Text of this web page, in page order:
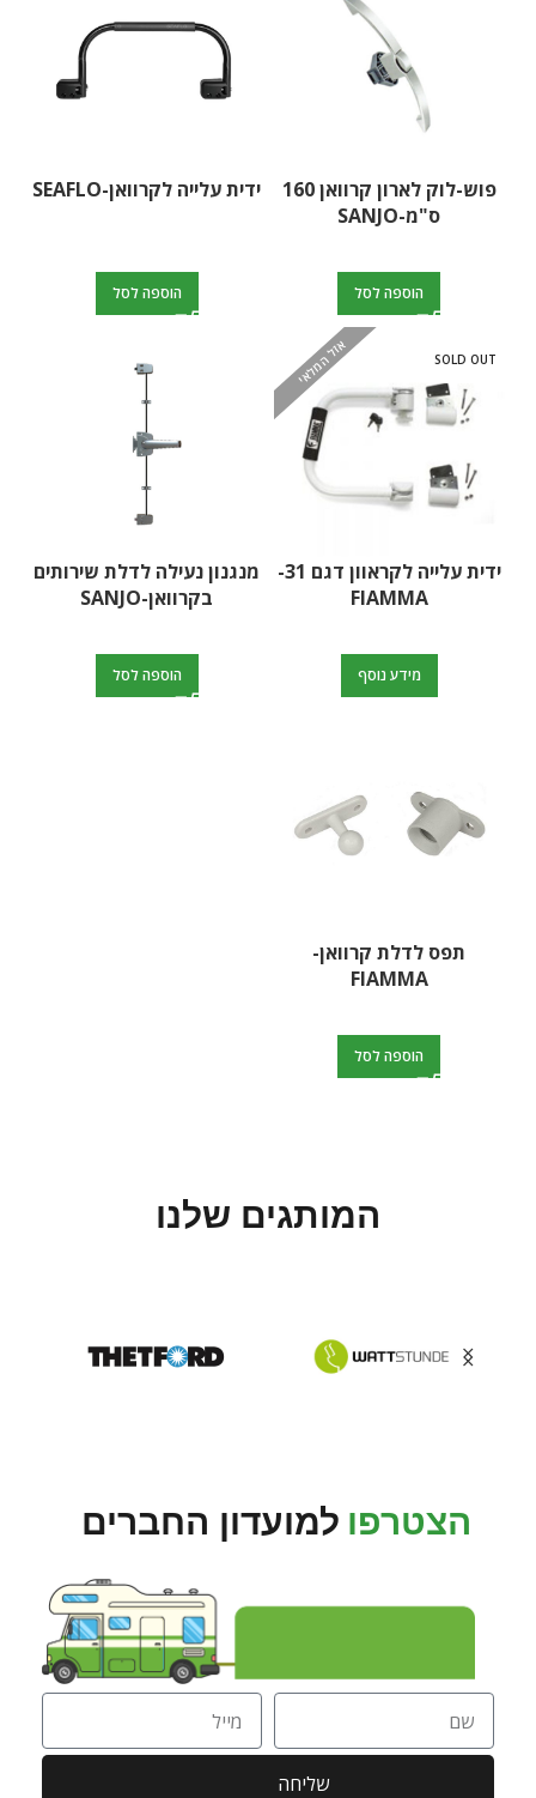
פוש-לוק לארון קרוואן 160
ס"מ-SANJO
הוספה לסל
ידית עלייה לקרוואן-SEAFLO
הוספה לסל
SOLD OUT אזל המלאי
ידית עלייה לקראוון דגם 31-
FIAMMA
מידע נוסף
מנגנון נעילה לדלת שירותים
בקרוואן-SANJO
הוספה לסל
תפס לדלת קרוואן-
FIAMMA
הוספה לסל
המותגים שלנו
הצטרפו למועדון החברים
שליחה